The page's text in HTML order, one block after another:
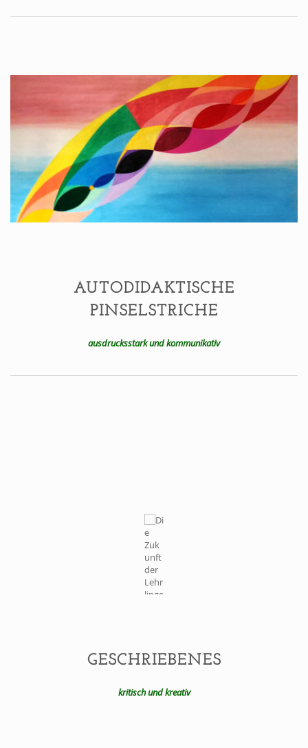
AUTODIDAKTISCHE
PINSELSTRICHE
ausdrucksstark und kommunikativ
GESCHRIEBENES
kritisch und kreativ